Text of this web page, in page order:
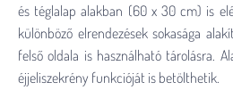
és téglalap alakban (60 x 30 cm) is
különböző elrendezések sokasága
felső oldala is használható tárolásra.
éjjeliszekrény funkcióját is betölthetik.